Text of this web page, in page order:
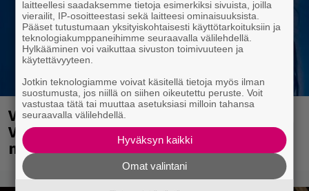
Valtava Yle 100 vuotta -tapahtuma
Veikkaus Arenalla syyskuussa – muista
myös metalliklassikot-konsertti
laitteellesi saadaksemme tietoja esimerkiksi sivuista, joilla
vierailit, IP-osoitteestasi sekä laitteesi ominaisuuksista.
Pääset tutustumaan yksityiskohtaisesti käyttötarkoituksiin ja
teknologiakumppaneihimme seuraavalla välilehdellä.
Hylkääminen voi vaikuttaa sivuston toimivuuteen ja
käytettävyyteen.
Jotkin teknologiamme voivat käsitellä tietoja myös ilman
suostumusta, jos niillä on siihen oikeutettu peruste. Voit
vastustaa tätä tai muuttaa asetuksiasi milloin tahansa
seuraavalla välilehdellä.
Hyväksyn kaikki
Omat valintani